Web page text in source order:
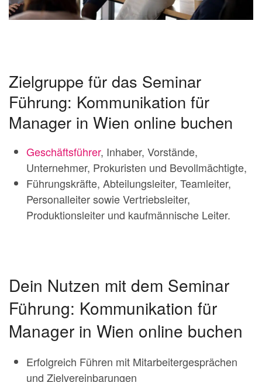
Zielgruppe für das Seminar
Führung: Kommunikation für
Manager in Wien online buchen
Geschäftsführer, Inhaber, Vorstände,
Unternehmer, Prokuristen und Bevollmächtigte,
Führungskräfte, Abteilungsleiter, Teamleiter,
Personalleiter sowie Vertriebsleiter,
Produktionsleiter und kaufmännische Leiter.
Dein Nutzen mit dem Seminar
Führung: Kommunikation für
Manager in Wien online buchen
Erfolgreich Führen mit Mitarbeitergesprächen
und Zielvereinbarungen